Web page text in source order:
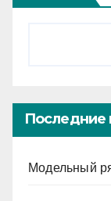
Последние
Модельный